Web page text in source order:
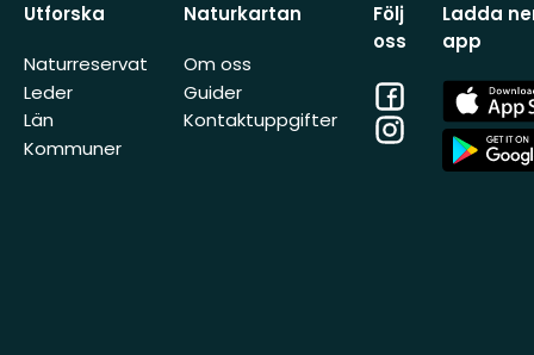
Utforska
Naturreservat
Leder
Län
Kommuner
Naturkartan
Om oss
Guider
Kontaktuppgifter
Följ
oss
Facebook
Instagram
Ladda
app
App
Store
App
Store